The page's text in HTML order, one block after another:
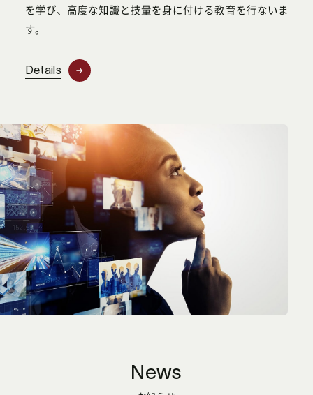
を学び、高度な知識と技量を身に付ける教育を行ないま
す。
Details
News